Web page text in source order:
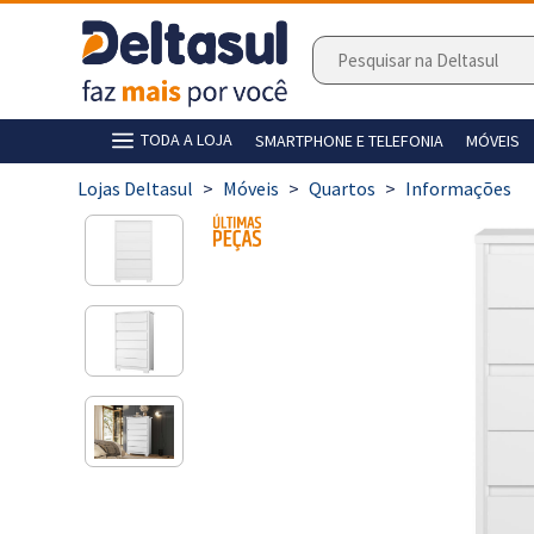
TODA A LOJA SMARTPHONE E TELEFONIA MÓVEIS
> Móveis > Quartos > Informações